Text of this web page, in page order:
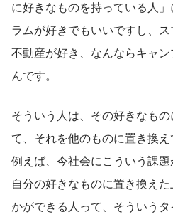
に好きなものを持っている人
ラムが好きでもいいですし、ス
不動産が好き、なんならキャ
んです。
そういう人は、その好きなも
て、それを他のものに置き換え
例えば、今社会にこういう課
自分の好きなものに置き換え
かができる人って、そういうタ